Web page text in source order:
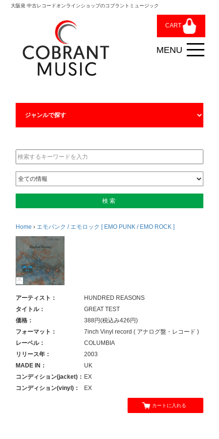
大阪発 中古レコードオンラインショップのコブラントミュージック
CART
Home › エモパンク / エモロック [ EMO PUNK / EMO ROCK ]
アーティスト：
HUNDRED REASONS
タイトル：
GREAT TEST
価格：
388円(税込み426円)
フォーマット：
7inch Vinyl record ( アナログ盤・レコード )
レーベル：
COLUMBIA
リリース年：
2003
MADE IN：
UK
コンディション(jacket)： EX
コンディション(vinyl)：
EX
カートに入れる